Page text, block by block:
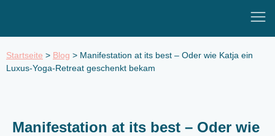
springen
Main
Startseite > Blog > Manifestation at its best – Oder wie Katja ein
Luxus-Yoga-Retreat geschenkt bekam
Manifestation at its best – Oder wie